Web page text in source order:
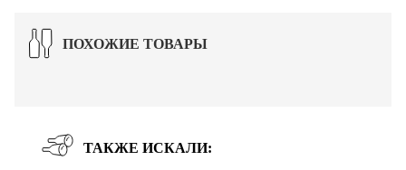
ПОХОЖИЕ ТОВАРЫ
ТАКЖЕ ИСКАЛИ: